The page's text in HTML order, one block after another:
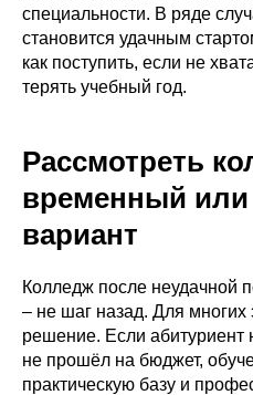
специальности. В ряде
становится удачным
как поступить, если не
терять учебный год.
Рассмотреть
временный
вариант
Колледж после неудачной
– не шаг назад. Для многих
решение. Если абитуриент
не прошёл на бюджет,
практическую базу и